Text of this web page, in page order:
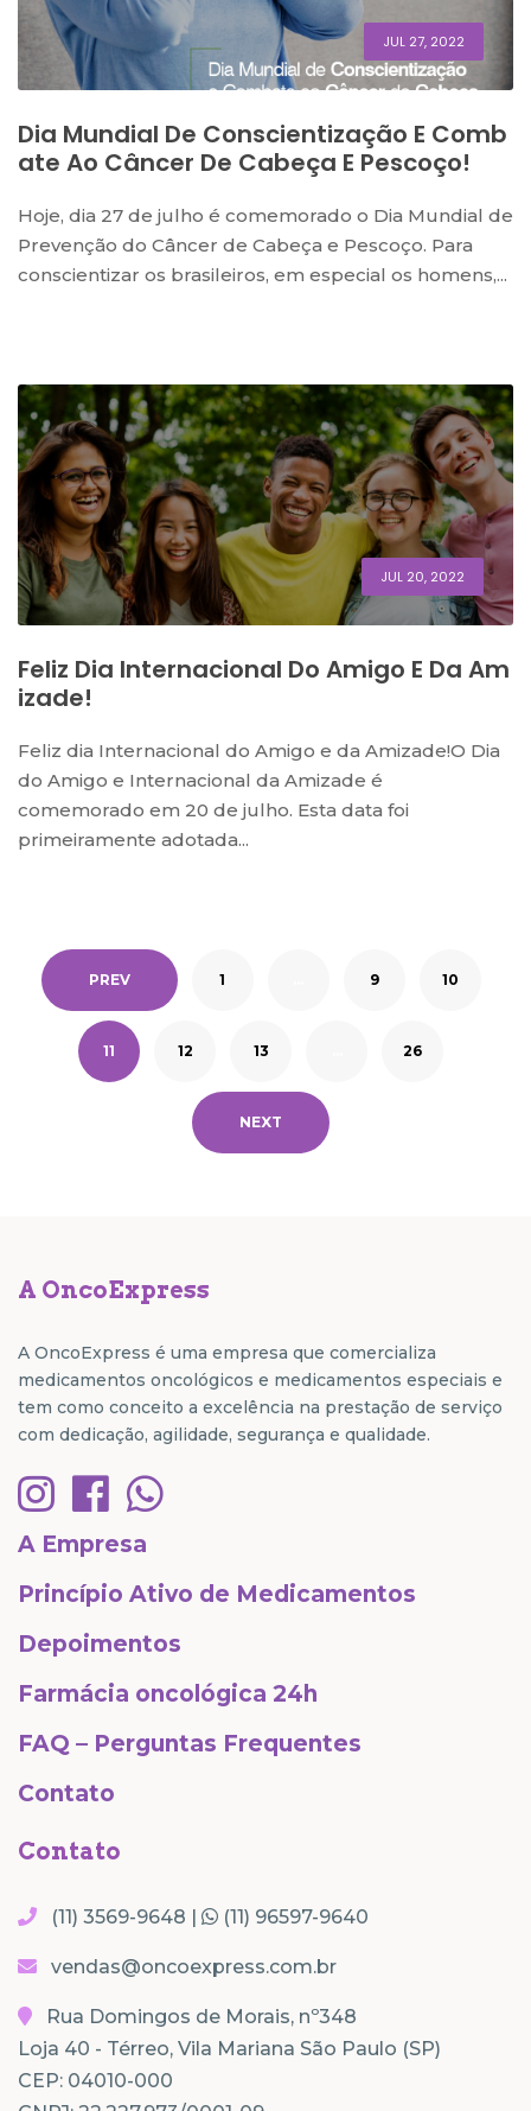
JUL 27, 2022
Dia Mundial De Conscientização E Comb
Ate Ao Câncer De Cabeça E Pescoço!
Hoje, dia 27 de julho é comemorado o Dia Mundial de
Prevenção do Câncer de Cabeça e Pescoço. Para
conscientizar os brasileiros, em especial os homens,...
JUL 20, 2022
Feliz Dia Internacional Do Amigo E Da Am
Izade!
Feliz dia Internacional do Amigo e da Amizade!O Dia
do Amigo e Internacional da Amizade é
comemorado em 20 de julho. Esta data foi
primeiramente adotada...
PREV 1 9 10
11 12 13 26
NEXT
A OncoExpress
A OncoExpress é uma empresa que comercializa
medicamentos oncológicos e medicamentos especiais e
tem como conceito a excelência na prestação de serviço
com dedicação, agilidade, segurança e qualidade.
A Empresa
Princípio Ativo de Medicamentos
Depoimentos
Farmácia oncológica 24h
FAQ – Perguntas Frequentes
Contato
Contato
(11) 3569-9648 | (11) 96597-9640
vendas@oncoexpress.com.br
Rua Domingos de Morais, nº348
Loja 40 - Térreo, Vila Mariana São Paulo (SP)
CEP: 04010-000